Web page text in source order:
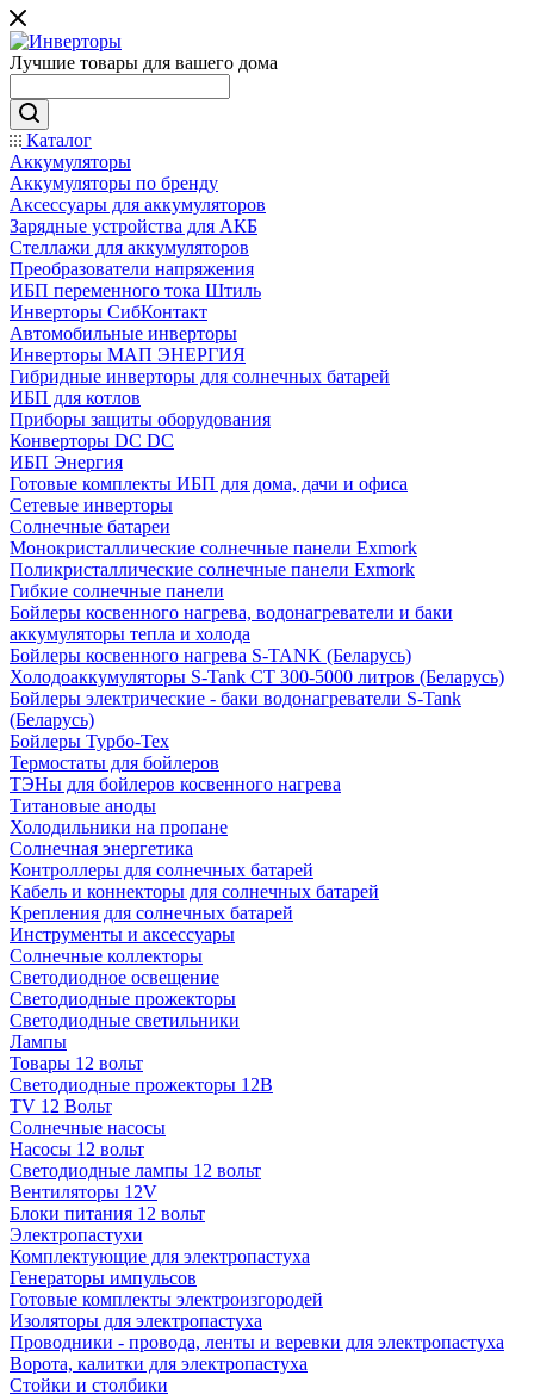
Лучшие товары для вашего дома
Каталог
Аккумуляторы
Аккумуляторы по бренду
Аксессуары для аккумуляторов
Зарядные устройства для АКБ
Стеллажи для аккумуляторов
Преобразователи напряжения
ИБП переменного тока Штиль
Инверторы СибКонтакт
Автомобильные инверторы
Инверторы МАП ЭНЕРГИЯ
Гибридные инверторы для солнечных батарей
ИБП для котлов
Приборы защиты оборудования
Конверторы DC DC
ИБП Энергия
Готовые комплекты ИБП для дома, дачи и офиса
Сетевые инверторы
Солнечные батареи
Монокристаллические солнечные панели Exmork
Поликристаллические солнечные панели Exmork
Гибкие солнечные панели
Бойлеры косвенного нагрева, водонагреватели и баки
аккумуляторы тепла и холода
Бойлеры косвенного нагрева S-TANK (Беларусь)
Холодоаккумуляторы S-Tank СТ 300-5000 литров (Беларусь)
Бойлеры электрические - баки водонагреватели S-Tank
(Беларусь)
Бойлеры Турбо-Тех
Термостаты для бойлеров
ТЭНы для бойлеров косвенного нагрева
Титановые аноды
Холодильники на пропане
Солнечная энергетика
Контроллеры для солнечных батарей
Кабель и коннекторы для солнечных батарей
Крепления для солнечных батарей
Инструменты и аксессуары
Солнечные коллекторы
Светодиодное освещение
Светодиодные прожекторы
Светодиодные светильники
Лампы
Товары 12 вольт
Светодиодные прожекторы 12В
TV 12 Вольт
Солнечные насосы
Насосы 12 вольт
Светодиодные лампы 12 вольт
Вентиляторы 12V
Блоки питания 12 вольт
Электропастухи
Комплектующие для электропастуха
Генераторы импульсов
Готовые комплекты электроизгородей
Изоляторы для электропастуха
Проводники - провода, ленты и веревки для электропастуха
Ворота, калитки для электропастуха
Стойки и столбики